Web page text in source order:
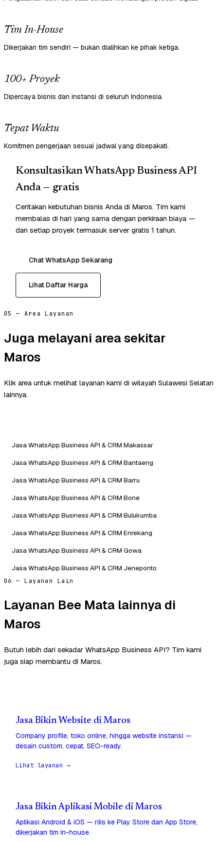
Tim In-House
Dikerjakan tim sendiri — bukan dialihkan ke pihak ketiga.
100+ Proyek
Dipercaya bisnis dan instansi di seluruh Indonesia.
Tepat Waktu
Komitmen pengerjaan sesuai jadwal yang disepakati.
Konsultasikan WhatsApp Business API
Anda — gratis
Ceritakan kebutuhan bisnis Anda di Maros. Tim kami
membalas di hari yang sama dengan perkiraan biaya —
dan setiap proyek termasuk server gratis 1 tahun.
Chat WhatsApp Sekarang
Lihat Daftar Harga
05 — Area Layanan
Juga melayani area sekitar
Maros
Klik area untuk melihat layanan kami di wilayah Sulawesi Selatan
lainnya.
Jasa WhatsApp Business API & CRM Makassar
Jasa WhatsApp Business API & CRM Bantaeng
Jasa WhatsApp Business API & CRM Barru
Jasa WhatsApp Business API & CRM Bone
Jasa WhatsApp Business API & CRM Bulukumba
Jasa WhatsApp Business API & CRM Enrekang
Jasa WhatsApp Business API & CRM Gowa
Jasa WhatsApp Business API & CRM Jeneponto
06 — Layanan Lain
Layanan Bee Mata lainnya di
Maros
Butuh lebih dari sekadar WhatsApp Business API? Tim kami
juga siap membantu di Maros.
Jasa Bikin Website di Maros
Company profile, toko online, hingga website instansi —
desain custom, cepat, SEO-ready.
Lihat layanan →
Jasa Bikin Aplikasi Mobile di Maros
Aplikasi Android & iOS — rilis ke Play Store dan App Store,
dikerjakan tim in-house.